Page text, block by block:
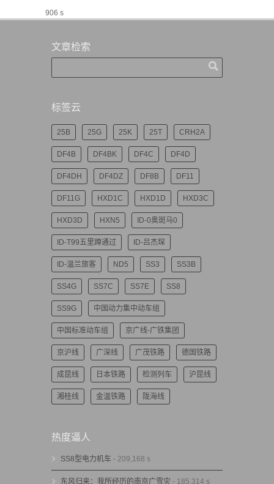
906 s
文章检索
标签云
25B 25G 25K 25T CRH2A
DF4B DF4BK DF4C DF4D
DF4DH DF4DZ DF8B DF11
DF11G HXD1C HXD1D HXD3C
HXD3D HXN5 ID-0奥斑马0
ID-T99五里蹲通过 ID-吕杰琛
ID-温兰旅客 ND5 SS3 SS3B
SS4G SS7C SS7E SS8
SS9G 中国动力集中动车组
中国标准动车组 京广线-广铁集团
京沪线 广深线 广茂铁路 德国铁路
成昆线 日本铁路 检测列车 沪昆线
湘桂线 金温铁路 陇海线
热度逼人
SS8型电力机车 - 209,168 s
东风归来：我所经历的南京广雪灾 - 185,314 s